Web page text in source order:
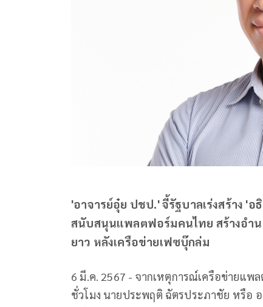
'อาจารย์อุ๋ย ปชป.' จี้รัฐบาลเร่งสร้าง '
สนับสนุนแพลตฟอร์มคนไทย สร้างอำน
ยาว หลังเครือข่ายเฟซบุ๊กล่ม
6 มี.ค. 2567 - จากเหตุการณ์เครือข่ายแพ
ชั่วโมง นายประพฤติ ฉัตรประภาชัย หรือ